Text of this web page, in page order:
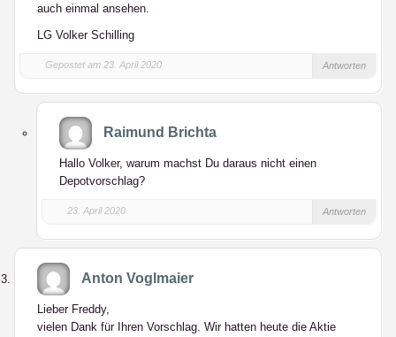
auch einmal ansehen.
LG Volker Schilling
Gepostet am 23. April 2020 Antworten
Raimund Brichta
Hallo Volker, warum machst Du daraus nicht einen
Depotvorschlag?
23. April 2020 Antworten
Anton Voglmaier
Lieber Freddy,
vielen Dank für Ihren Vorschlag. Wir hatten heute die Aktie